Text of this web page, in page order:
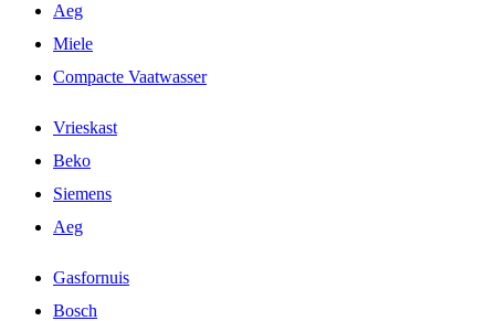
Aeg
Miele
Compacte Vaatwasser
Vrieskast
Beko
Siemens
Aeg
Gasfornuis
Bosch